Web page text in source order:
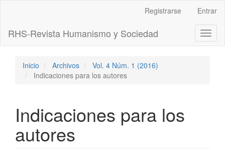
principal
Barra
Registrarse Entrar
RHS-Revista Humanismo y Sociedad
Inicio Archivos
Vol. 4 Núm. 1 (2016)
Indicaciones para los autores
Indicaciones para los
autores